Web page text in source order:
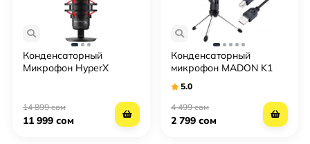
Конденсаторный
Микрофон HyperX
14 899 сом
11 999 сом
Конденсаторный
микрофон MADON K1
(USB)
5.0
4 499 сом
2 799 сом